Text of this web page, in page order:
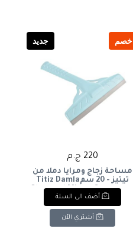
خصم جديد
220 ج.م
مساحة زجاج ومرايا دملا من
تيتيز - 20 سمTitiz Damla
Glass and Mirror Squeegee -
20 cm
أضف الى السلة
أشتري الآن